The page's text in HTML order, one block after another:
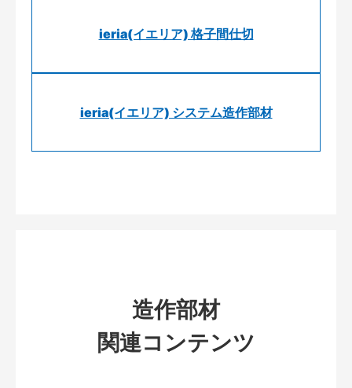
ieria(イエリア) 格子間仕切
ieria(イエリア) システム造作部材
造作部材
関連コンテンツ